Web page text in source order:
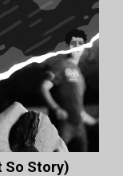
So Story)